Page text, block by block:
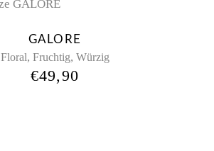
GALORE
Floral, Fruchtig, Würzig
€49,90